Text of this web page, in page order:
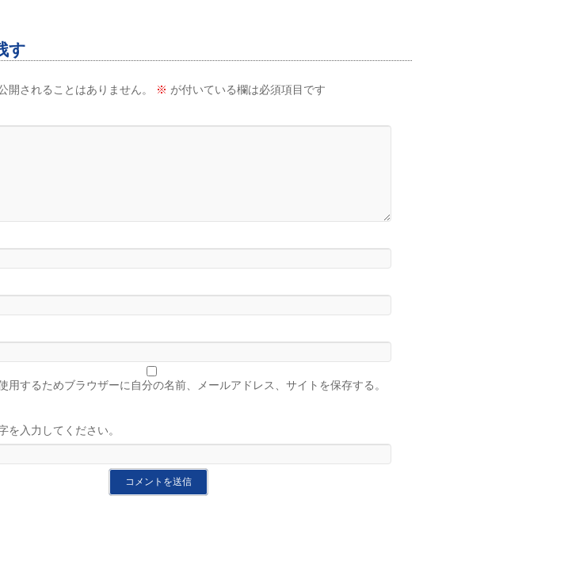
す
開されることはありません。 ※ が付いている欄は必須項目です
用するためブラウザーに自分の名前、メールアドレス、サイトを保存する。
を入力してください。